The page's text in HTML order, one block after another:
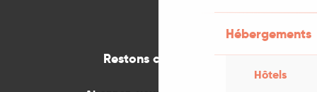
Hébergements
Hôtels
Restons connectés